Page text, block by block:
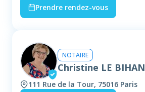
Prendre rendez-vous
NOTAIRE
Christine LE BIHAN
111 Rue de la Tour, 75016 Paris